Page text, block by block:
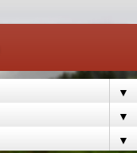
▼
▼
▼